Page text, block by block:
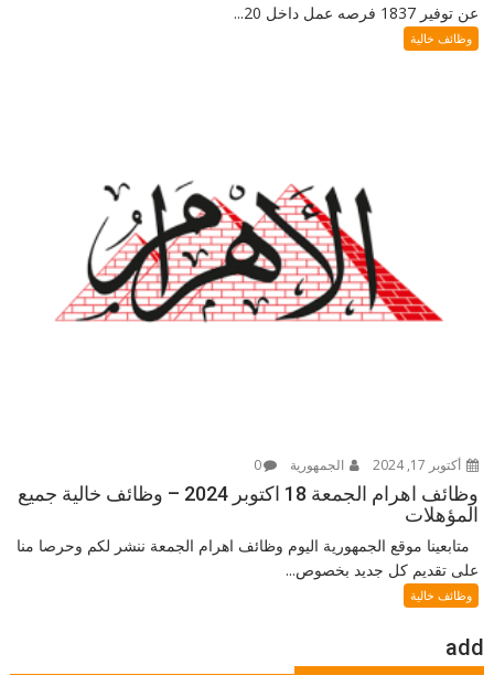
عن توفير 1837 فرصه عمل داخل 20...
وظائف خالية
أكتوبر 17, 2024 الجمهورية 0
وظائف اهرام الجمعة 18 اكتوبر 2024 – وظائف خالية جميع
المؤهلات
متابعينا موقع الجمهورية اليوم وظائف اهرام الجمعة ننشر لكم وحرصا منا
على تقديم كل جديد بخصوص...
وظائف خالية
add